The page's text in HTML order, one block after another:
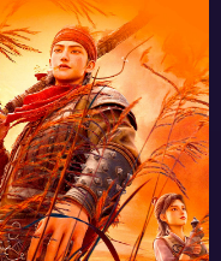
10259
40 19
6:20:9:8